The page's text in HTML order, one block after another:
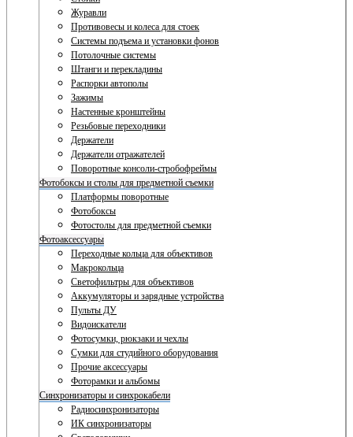
Журавли
Противовесы и колеса для стоек
Системы подъема и установки фонов
Потолочные системы
Штанги и перекладины
Распорки автополы
Зажимы
Настенные кронштейны
Резьбовые переходники
Держатели
Держатели отражателей
Поворотные консоли-стробофреймы
Фотобоксы и столы для предметной съемки
Платформы поворотные
Фотобоксы
Фотостолы для предметной съемки
Фотоаксессуары
Переходные кольца для объективов
Макрокольца
Светофильтры для объективов
Аккумуляторы и зарядные устройства
Пульты ДУ
Видоискатели
Фотосумки, рюкзаки и чехлы
Сумки для студийного оборудования
Прочие аксессуары
Фоторамки и альбомы
Синхронизаторы и синхрокабели
Радиосинхронизаторы
ИК синхронизаторы